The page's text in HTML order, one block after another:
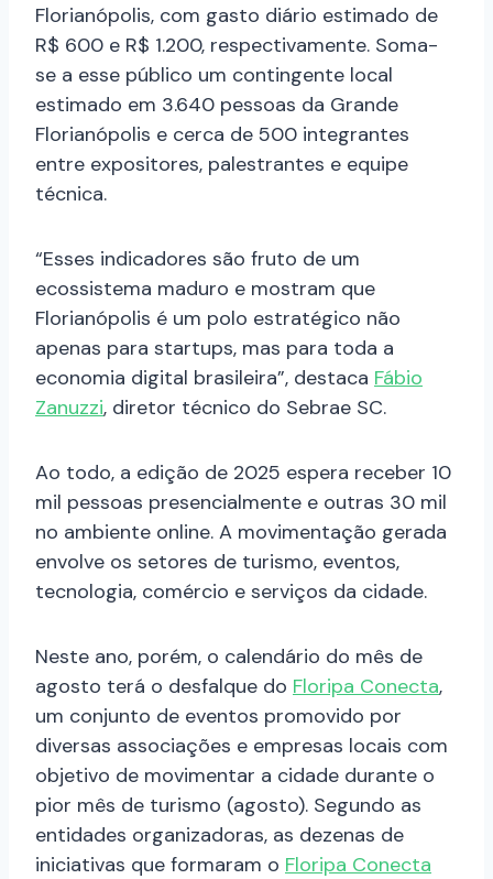
Florianópolis, com gasto diário estimado de
R$ 600 e R$ 1.200, respectivamente. Soma-
se a esse público um contingente local
estimado em 3.640 pessoas da Grande
Florianópolis e cerca de 500 integrantes
entre expositores, palestrantes e equipe
técnica.
“Esses indicadores são fruto de um
ecossistema maduro e mostram que
Florianópolis é um polo estratégico não
apenas para startups, mas para toda a
economia digital brasileira”, destaca Fábio
Zanuzzi, diretor técnico do Sebrae SC.
Ao todo, a edição de 2025 espera receber 10
mil pessoas presencialmente e outras 30 mil
no ambiente online. A movimentação gerada
envolve os setores de turismo, eventos,
tecnologia, comércio e serviços da cidade.
Neste ano, porém, o calendário do mês de
agosto terá o desfalque do Floripa Conecta,
um conjunto de eventos promovido por
diversas associações e empresas locais com
objetivo de movimentar a cidade durante o
pior mês de turismo (agosto). Segundo as
entidades organizadoras, as dezenas de
iniciativas que formaram o Floripa Conecta